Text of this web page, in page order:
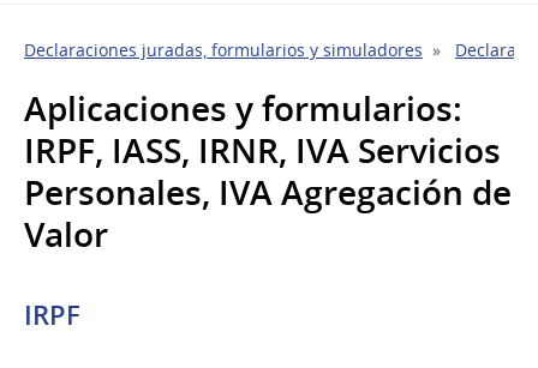
Declaraciones juradas, formularios y simuladores
Aplicaciones y formularios:
IRPF, IASS, IRNR, IVA Servicios
Personales, IVA Agregación de
Valor
IRPF